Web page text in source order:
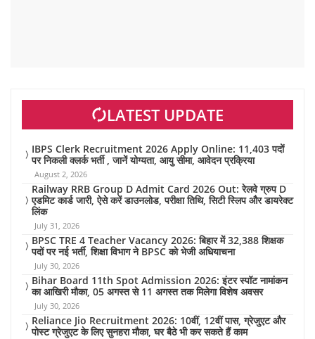
LATEST UPDATE
IBPS Clerk Recruitment 2026 Apply Online: 11,403 पदों
पर निकली क्लर्क भर्ती , जानें योग्यता, आयु सीमा, आवेदन प्रक्रिया
August 2, 2026
Railway RRB Group D Admit Card 2026 Out: रेलवे ग्रुप D
एडमिट कार्ड जारी, ऐसे करें डाउनलोड, परीक्षा तिथि, सिटी स्लिप और डायरेक्ट
लिंक
July 31, 2026
BPSC TRE 4 Teacher Vacancy 2026: बिहार में 32,388 शिक्षक
पदों पर नई भर्ती, शिक्षा विभाग ने BPSC को भेजी अधियाचना
July 30, 2026
Bihar Board 11th Spot Admission 2026: इंटर स्पॉट नामांकन
का आखिरी मौका, 05 अगस्त से 11 अगस्त तक मिलेगा विशेष अवसर
July 30, 2026
Reliance Jio Recruitment 2026: 10वीं, 12वीं पास, ग्रेजुएट और
पोस्ट ग्रेजुएट के लिए सुनहरा मौका, घर बैठे भी कर सकते हैं काम